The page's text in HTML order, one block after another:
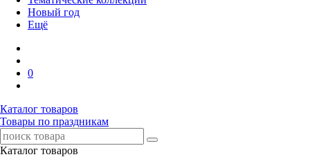
Новый год
Ещё
0
Каталог товаров
Товары по праздникам
Каталог товаров